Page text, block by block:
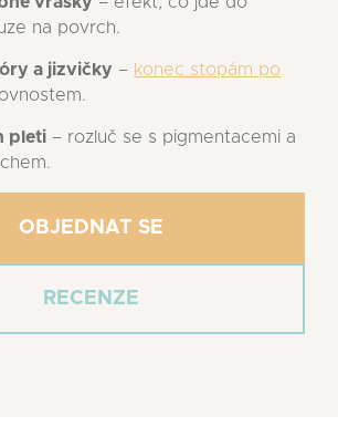
na povrch.
a jizvičky – konec stopám po
pleti – rozluč se s pigmentacemi a
OBJEDNAT SE
RECENZE